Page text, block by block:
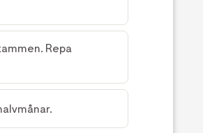
Repa